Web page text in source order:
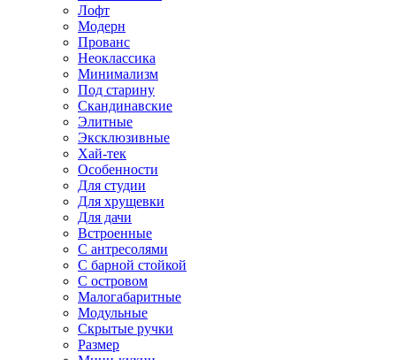
Лофт
Модерн
Прованс
Неоклассика
Минимализм
Под старину
Скандинавские
Элитные
Эксклюзивные
Хай-тек
Особенности
Для студии
Для хрущевки
Для дачи
Встроенные
С антресолями
С барной стойкой
С островом
Малогабаритные
Модульные
Скрытые ручки
Размер